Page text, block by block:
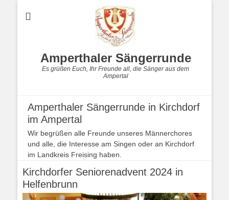
Amperthaler Sängerrunde
Es grüßen Euch, Ihr Freunde all, die Sänger aus dem
Ampertal
Amperthaler Sängerrunde in Kirchdorf
im Ampertal
Wir begrüßen alle Freunde unseres Männerchores
und alle, die Interesse am Singen oder an Kirchdorf
im Landkreis Freising haben.
Kirchdorfer Seniorenadvent 2024 in
Helfenbrunn